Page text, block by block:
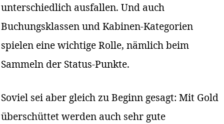
unterschiedlich ausfallen. Und auch
Buchungsklassen und Kabinen-Kategorien
spielen eine wichtige Rolle, nämlich beim
Sammeln der Status-Punkte.
Soviel sei aber gleich zu Beginn gesagt: Mit Gold
überschüttet werden auch sehr gute